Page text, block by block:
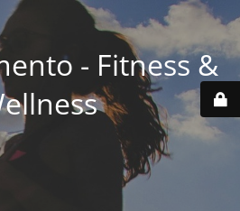
- Fitness &